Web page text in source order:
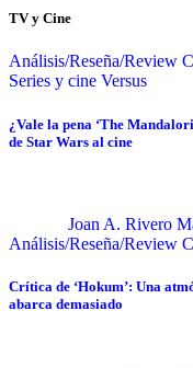
TV y Cine
Análisis/Reseña/Review
Series y cine Versus
¿Vale la pena ‘The
de Star Wars al cine
Joan A. Rivero
Análisis/Reseña/Review
Crítica de ‘Hokum’: Una
abarca demasiado